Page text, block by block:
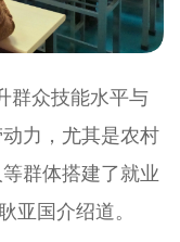
众技能水平与
力，尤其是农村
群体搭建了就业
亚国介绍道。